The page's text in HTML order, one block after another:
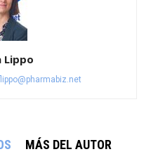
Lippo
MÁS DEL AUTOR